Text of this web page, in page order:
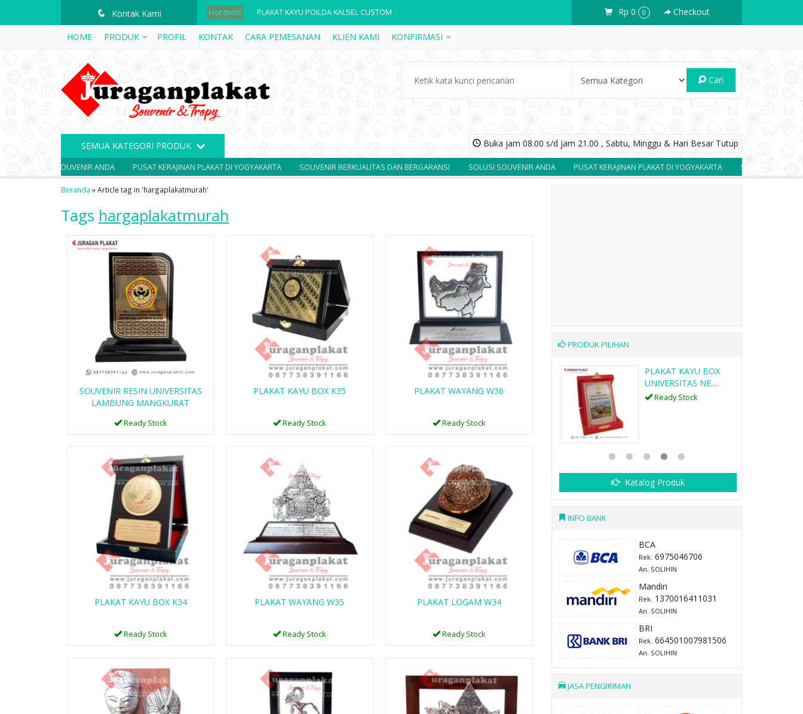
q Kontak Kami Hot Item!
MARMER 2
MEDALI 14
Rp 0 0 Checkout
HOME PRODUK PROFIL KONTAK CARA PEMESANAN KLIEN KAMI KONFIRMASI
Cari
Buka jam 08.00 s/d jam 21.00 , Sabtu, Minggu & Hari Besar Tutup
SEMUA KATEGORI PRODUK
SOLUSI SOUVENIR ANDA PUSAT KERAJINAN PLAKAT DI YOGYAKARTA SOUVENIR BERKUALITAS DAN BERGARANSI SOLUSI SOUVENIR ANDA PUSAT KERAJINAN PLAKAT DI YOGYAKARTA SOUVENIR
Beranda »Article tag in 'hargaplakatmurah'
Tags hargaplakatmurah
SOUVENIR RESIN UNIVERSITAS
LAMBUNG MANGKURAT
Ready Stock
PLAKAT KAYU BOX K35
Ready Stock
PLAKAT WAYANG W36
Ready Stock
PLAKAT KAYU BOX K34
Ready Stock
PLAKAT WAYANG W35
Ready Stock
PLAKAT LOGAM W34
Ready Stock
PRODUK PILIHAN
PLAKAT FIBER R57
SKU: R57
PLAKAT WAYANG
Ready Stock
PLAKAT KAYU BOX
Ready Stock
PLAKAT FIBER R45
Ready Stock
SKU: R45
Katalog Produk
INFO BANK
BCA
Rek. 6975046706
An. SOLIHIN
Mandiri
Rek. 1370016411031
An. SOLIHIN
BRI
Rek. 664501007981506
An. SOLIHIN
JASA PENGIRIMAN